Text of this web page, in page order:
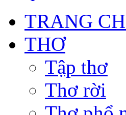
TRANG
THƠ
Tập thơ
Thơ rời